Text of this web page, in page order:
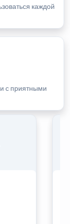
каждой
с приятными